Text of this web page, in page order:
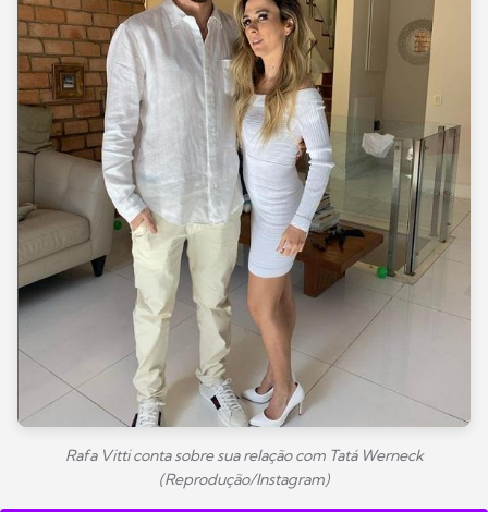
Rafa Vitti conta sobre sua relação com Tatá Werneck
(Reprodução/Instagram)